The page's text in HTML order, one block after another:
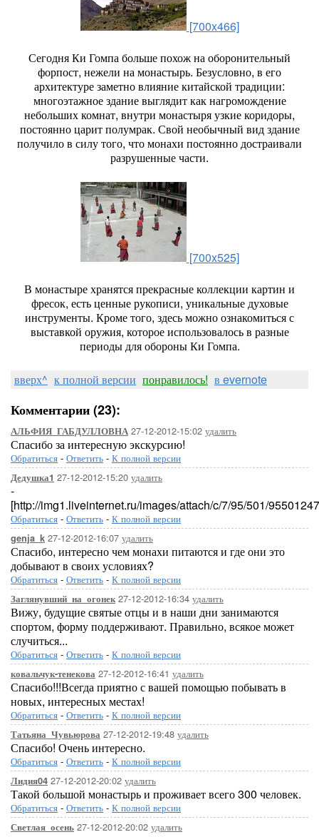
[700x466]
Сегодня Ки Гомпа больше похож на оборонительный
форпост, нежели на монастырь. Безусловно, в его
архитектуре заметно влияние китайской традиции:
многоэтажное здание выглядит как нагромождение
небольших комнат, внутри монастыря узкие коридоры,
постоянно царит полумрак. Свой необычный вид здание
получило в силу того, что монахи постоянно достраивали
разрушенные части.
[700x525]
В монастыре хранятся прекрасные коллекции картин и
фресок, есть ценные рукописи, уникальные духовые
инструменты. Кроме того, здесь можно ознакомиться с
выставкой оружия, которое использовалось в разные
периоды для обороны Ки Гомпа.
вверх^ к полной версии понравилось! в evernote
Комментарии (23):
АЛЬФИЯ_ГАБДУЛЛОВНА 27-12-2012-15:02 удалить
Спасибо за интересную экскурсию!
Обратиться - Ответить - К полной версии
Дедушка1 27-12-2012-15:20 удалить
-
[http://img1.liveinternet.ru/images/attach/c/7/95/501/
Обратиться - Ответить - К полной версии
genja_k 27-12-2012-16:07 удалить
Спасибо, интересно чем монахи питаются и где они это
добывают в своих условиях?
Обратиться - Ответить - К полной версии
Заглянувший_на_огонек27-12-2012-16:34 удалить
Вижу, будущие святые отцы и в наши дни занимаются
спортом, форму поддерживают. Правильно, всякое может
случиться...
Обратиться - Ответить - К полной версии
ковальчук-тенекова 27-12-2012-16:41 удалить
Спасибо!!!Всегда приятно с вашей помощью побывать в
новых, интересных местах!
Обратиться - Ответить - К полной версии
Татьяна_Чувьюрова 27-12-2012-19:48 удалить
Спасибо! Очень интересно.
Обратиться - Ответить - К полной версии
Лидия04 27-12-2012-20:02 удалить
Такой большой монастырь и проживает всего 300 человек.
Обратиться - Ответить - К полной версии
Светлая_осень 27-12-2012-20:02 удалить